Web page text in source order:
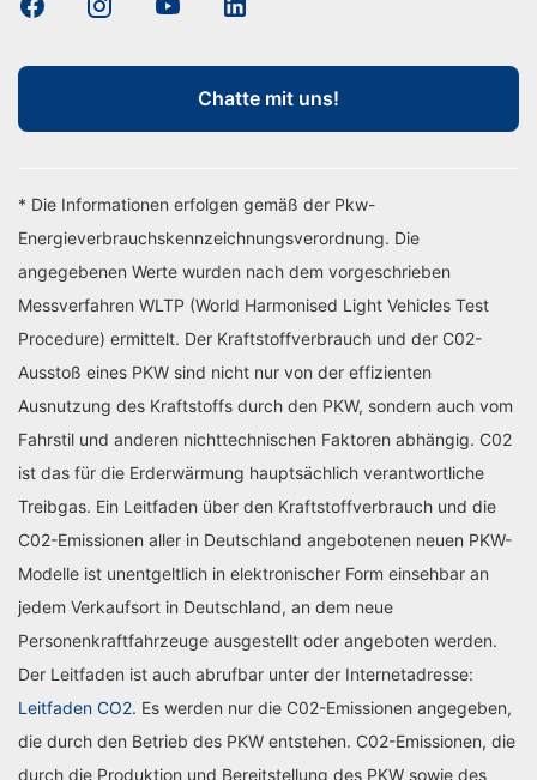
Chatte mit uns!
* Die Informationen erfolgen gemäß der Pkw-
Energieverbrauchskennzeichnungsverordnung. Die
angegebenen Werte wurden nach dem vorgeschrieben
Messverfahren WLTP (World Harmonised Light Vehicles Test
Procedure) ermittelt. Der Kraftstoffverbrauch und der C02-
Ausstoß eines PKW sind nicht nur von der effizienten
Ausnutzung des Kraftstoffs durch den PKW, sondern auch vom
Fahrstil und anderen nichttechnischen Faktoren abhängig. C02
ist das für die Erderwärmung hauptsächlich verantwortliche
Treibgas. Ein Leitfaden über den Kraftstoffverbrauch und die
C02-Emissionen aller in Deutschland angebotenen neuen PKW-
Modelle ist unentgeltlich in elektronischer Form einsehbar an
jedem Verkaufsort in Deutschland, an dem neue
Personenkraftfahrzeuge ausgestellt oder angeboten werden.
Der Leitfaden ist auch abrufbar unter der Internetadresse:
Leitfaden CO2. Es werden nur die C02-Emissionen angegeben,
die durch den Betrieb des PKW entstehen. C02-Emissionen, die
durch die Produktion und Bereitstellung des PKW sowie des